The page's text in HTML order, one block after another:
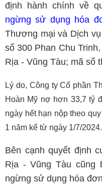
định hành chính về
ngừng sử dụng hóa
Thương mại và Dịch
số 300 Phan Chu
Rịa - Vũng Tàu; mã số
Lý do, Công ty Cổ phần
Hoàn Mỹ nợ hơn 33,7 tỷ
ngày hết hạn nộp theo
1 năm kể từ ngày 1/7/2024.
Bên cạnh quyết định
Rịa - Vũng Tàu cũng
ngừng sử dụng hóa